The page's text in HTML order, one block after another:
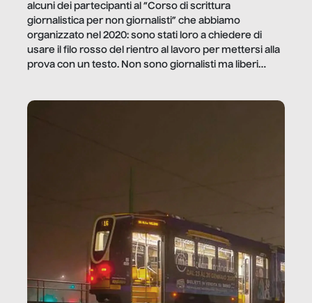
alcuni dei partecipanti al “Corso di scrittura
giornalistica per non giornalisti” che abbiamo
organizzato nel 2020: sono stati loro a chiedere di
usare il filo rosso del rientro al lavoro per mettersi alla
prova con un testo. Non sono giornalisti ma liberi